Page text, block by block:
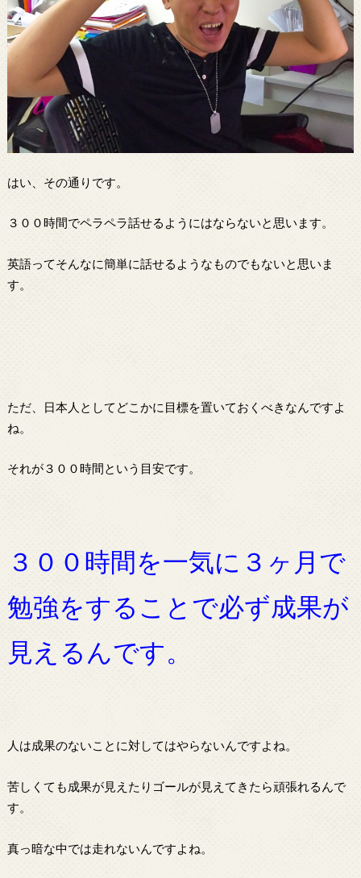
はい、その通りです。
３００時間でペラペラ話せるようにはならないと思います。
英語ってそんなに簡単に話せるようなものでもないと思いま
す。
ただ、日本人としてどこかに目標を置いておくべきなんですよ
ね。
それが３００時間という目安です。
３００時間を一気に３ヶ月で
勉強をすることで必ず成果が
見えるんです。
人は成果のないことに対してはやらないんですよね。
苦しくても成果が見えたりゴールが見えてきたら頑張れるんで
す。
真っ暗な中では走れないんですよね。